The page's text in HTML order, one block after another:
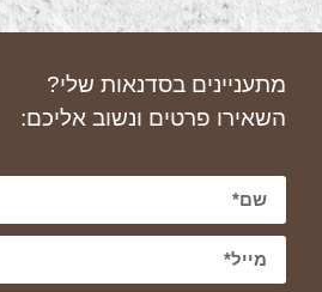
מתעניינים בסדנאות שלי?
השאירו פרטים ונשוב אליכם: